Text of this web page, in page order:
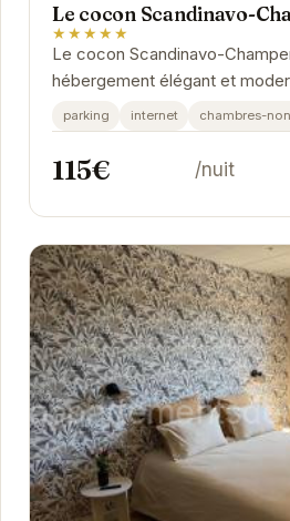
Le cocon Scandinavo-
★★★★★
Le cocon Scandinavo-
hébergement élégant et
Reims. Son ambiance
soigné en font...
parking internet chambres-
115€ /nuit